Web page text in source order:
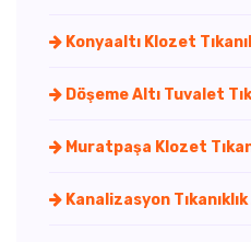
Konyaaltı Klozet
Döşeme Altı Tuvalet
Muratpaşa Klozet
Kanalizasyon